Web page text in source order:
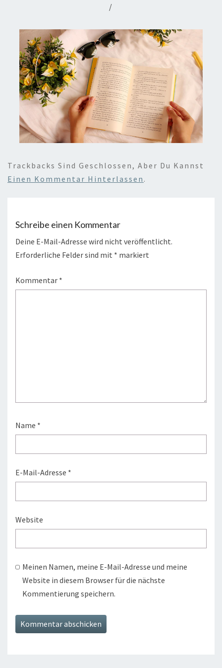
/
Trackbacks Sind Geschlossen, Aber Du Kannst
Einen Kommentar Hinterlassen .
Schreibe einen Kommentar
Deine E-Mail-Adresse wird nicht veröffentlicht.
Erforderliche Felder sind mit * markiert
Kommentar *
Name *
E-Mail-Adresse *
Website
Meinen Namen, meine E-Mail-Adresse und meine
Website in diesem Browser für die nächste
Kommentierung speichern.